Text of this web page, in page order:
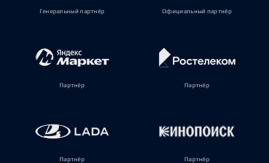
Генеральный партнёр Официальный партнёр
Партнёр Партнёр
Партнёр Партнёр